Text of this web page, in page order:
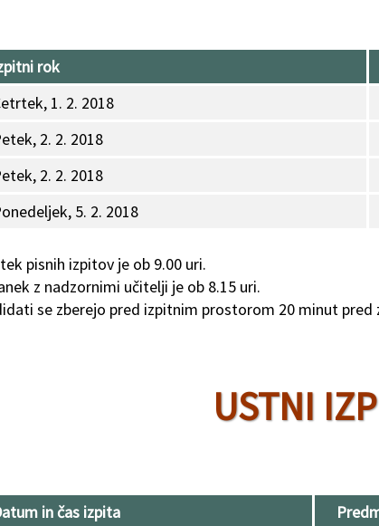
rok
1. 2. 2018
2. 2. 2018
2. 2. 2018
5. 2. 2018
pisnih izpitov je ob 9.00 uri.
z nadzornimi učitelji je ob 8.15 uri.
se zberejo pred izpitnim prostorom 20 minut pred
USTNI
in čas izpita